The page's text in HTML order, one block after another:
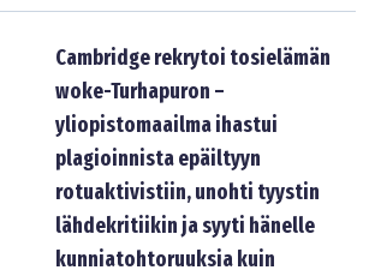
Cambridge rekrytoi tosielämän
woke-Turhapuron –
yliopistomaailma ihastui
plagioinnista epäiltyyn
rotuaktivistiin, unohti tyystin
lähdekritiikin ja syyti hänelle
kunniatohtoruuksia kuin